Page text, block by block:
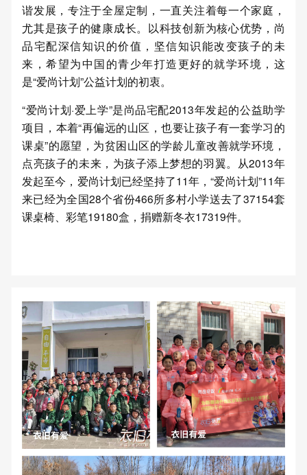
谐发展，专注于全屋定制，一直关注着每一个家庭，
尤其是孩子的健康成长。以科技创新为核心优势，尚
品宅配深信知识的价值，坚信知识能改变孩子的未
来，希望为中国的青少年打造更好的就学环境，这
是“爱尚计划”公益计划的初衷。
“爱尚计划·爱上学”是尚品宅配2013年发起的公益助学
项目，本着“再偏远的山区，也要让孩子有一套学习的
课桌”的愿望，为贫困山区的学龄儿童改善就学环境，
点亮孩子的未来，为孩子添上梦想的羽翼。从2013年
发起至今，爱尚计划已经坚持了11年，“爱尚计划”11年
来已经为全国28个省份466所多村小学送去了37154套
课桌椅、彩笔19180盒，捐赠新冬衣17319件。